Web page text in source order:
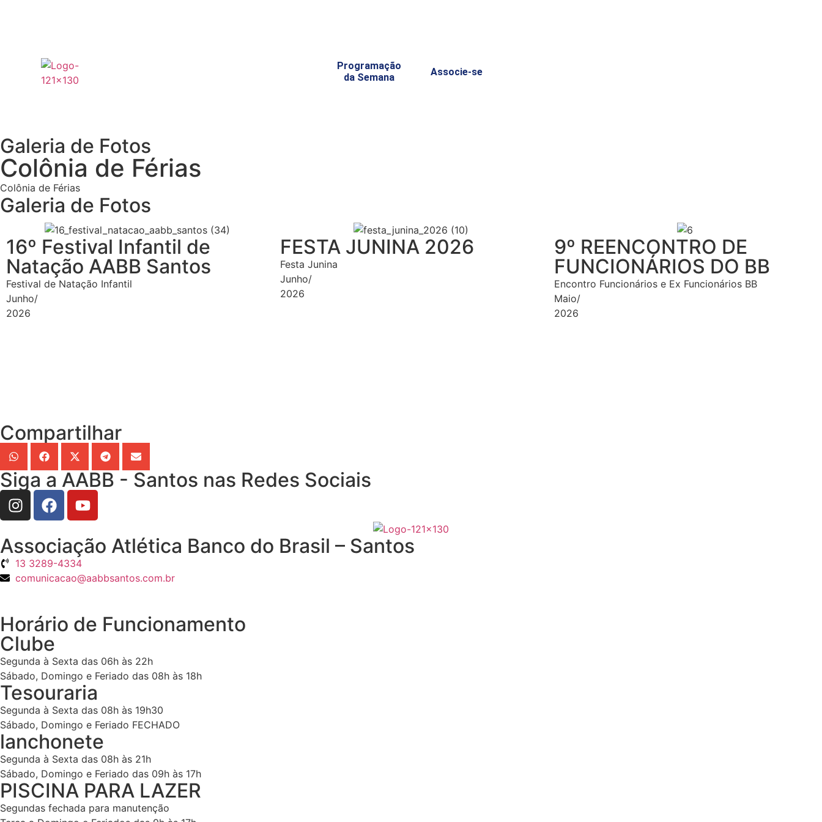
Programação
da Semana
Associe-se
Galeria de Fotos
Colônia de Férias
Colônia de Férias
Galeria de Fotos
16º Festival Infantil de
Natação AABB Santos
Festival de Natação Infantil
Junho/
2026
FESTA JUNINA 2026
Festa Junina
Junho/
2026
9º REENCONTRO DE
FUNCIONÁRIOS DO BB
Encontro Funcionários e Ex Funcionários BB
Maio/
2026
Compartilhar
Siga a AABB - Santos nas Redes Sociais
Associação Atlética Banco do Brasil – Santos
13 3289-4334
comunicacao@aabbsantos.com.br
Horário de Funcionamento
Clube
Segunda à Sexta das 06h às 22h
Sábado, Domingo e Feriado das 08h às 18h
Tesouraria
Segunda à Sexta das 08h às 19h30
Sábado, Domingo e Feriado FECHADO
lanchonete
Segunda à Sexta das 08h às 21h
Sábado, Domingo e Feriado das 09h às 17h
PISCINA PARA LAZER
Segundas fechada para manutenção